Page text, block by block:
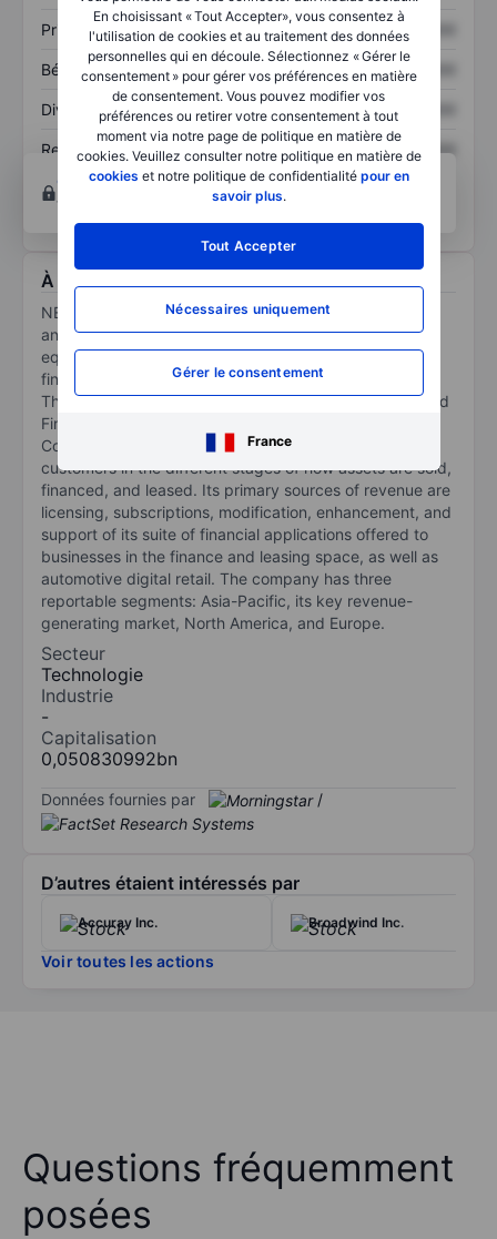
En choisissant « Tout Accepter», vous consentez à
l'utilisation de cookies et au traitement des données
personnelles qui en découle. Sélectionnez « Gérer le
consentement » pour gérer vos préférences en matière
de consentement. Vous pouvez modifier vos
préférences ou retirer votre consentement à tout
moment via notre page de politique en matière de
cookies. Veuillez consulter notre politique en matière de
cookies et notre politique de confidentialité pour en
savoir plus.
Tout Accepter
Nécessaires uniquement
Gérer le consentement
France
Prix / ventes XXXXXXX XXXXXXX
Bénéfice par action XXXXXXX XXXXXXX
Dividende par action XXXXXXX XXXXXXX
Rendement des
capitaux propres
XXXXXXX
XXXXXXX
Ouvrir un compte pour accéder à d’autres outils
techniques et d’analyses.
À propos NetSol Technologies Inc.
NETSOL Technologies Inc is an information technology
and enterprise software solutions provider to original
equipment manufacturers (OEMs), dealerships, and
financial institutions to sell, finance, and lease assets.
The firm's products include Transcend Retail, Transcend
Finance, Transcend Marketplace, Transcend
Consultancy, and Transcend AI Labs, catering to its
customers in the different stages of how assets are sold,
financed, and leased. Its primary sources of revenue are
licensing, subscriptions, modification, enhancement, and
support of its suite of financial applications offered to
businesses in the finance and leasing space, as well as
automotive digital retail. The company has three
reportable segments: Asia-Pacific, its key revenue-
generating market, North America, and Europe.
Secteur
Technologie
Industrie
-
Capitalisation
0,050830992bn
Données fournies par /
D’autres étaient intéressés par
Accuray Inc. Broadwind Inc.
Voir toutes les actions
Questions fréquemment
posées